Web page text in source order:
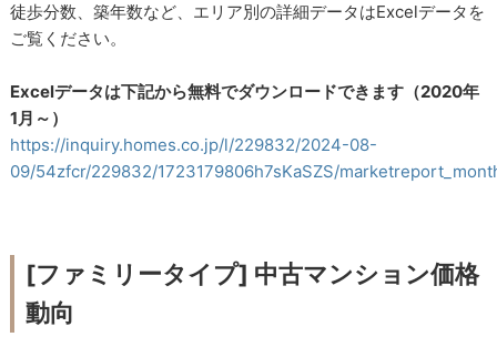
徒歩分数、築年数など、エリア別の詳細データはExcelデータを
ご覧ください。
Excelデータは下記から無料でダウンロードできます（2020年
1月～）
https://inquiry.homes.co.jp/l/229832/2024-08-
09/54zfcr/229832/1723179806h7sKaSZS/
[ファミリータイプ] 中古マンション価格
動向